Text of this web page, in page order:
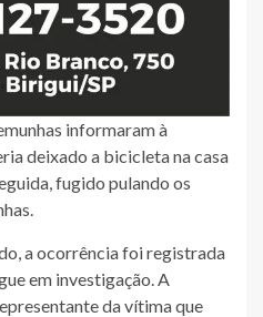
informaram à
deixado a bicicleta na casa
fugido pulando os
a ocorrência foi registrada
em investigação. A
da vítima que